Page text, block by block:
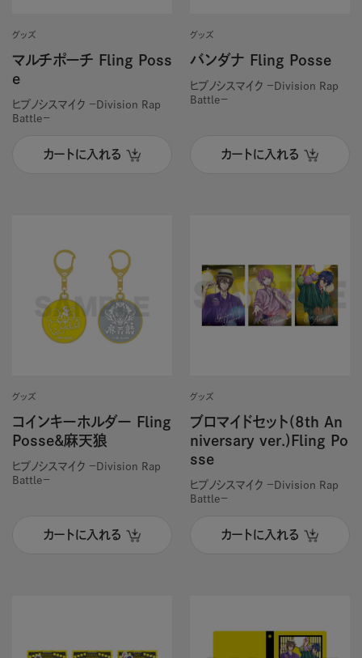
グッズ
マルチポーチ Fling Poss
e
ヒプノシスマイク －Division Rap
Battle－
カートに入れる
グッズ
バンダナ Fling Posse
ヒプノシスマイク －Division Rap
Battle－
カートに入れる
グッズ
コインキーホルダー Fling
Posse&麻天狼
ヒプノシスマイク －Division Rap
Battle－
カートに入れる
グッズ
ブロマイドセット(8th An
niversary ver.)Fling Po
sse
ヒプノシスマイク －Division Rap
Battle－
カートに入れる